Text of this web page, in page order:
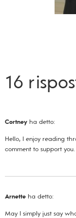
16
Cortney ha detto:
Hello, I enjoy reading
comment to support you.
Arnette ha detto:
May I simply just say